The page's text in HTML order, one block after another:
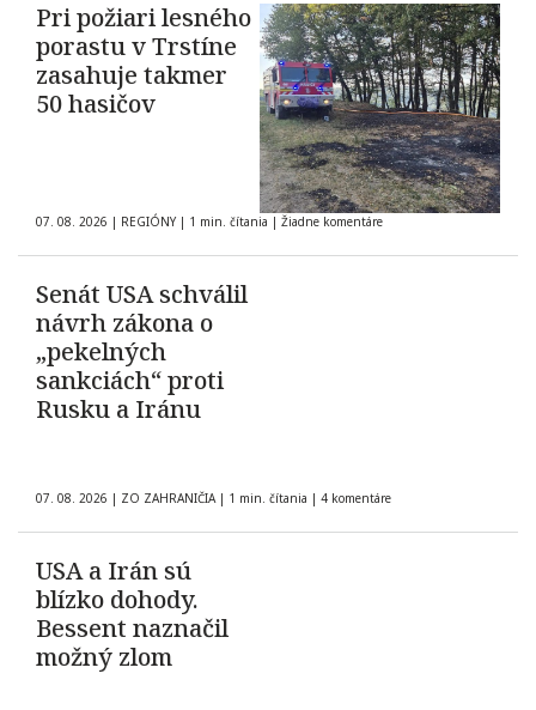
Pri požiari lesného
porastu v Trstíne
zasahuje takmer
50 hasičov
07. 08. 2026 | REGIÓNY | 1 min. čítania | Žiadne komentáre
Senát USA schválil
návrh zákona o
„pekelných
sankciách“ proti
Rusku a Iránu
07. 08. 2026 | ZO ZAHRANIČIA | 1 min. čítania | 4 komentáre
USA a Irán sú
blízko dohody.
Bessent naznačil
možný zlom